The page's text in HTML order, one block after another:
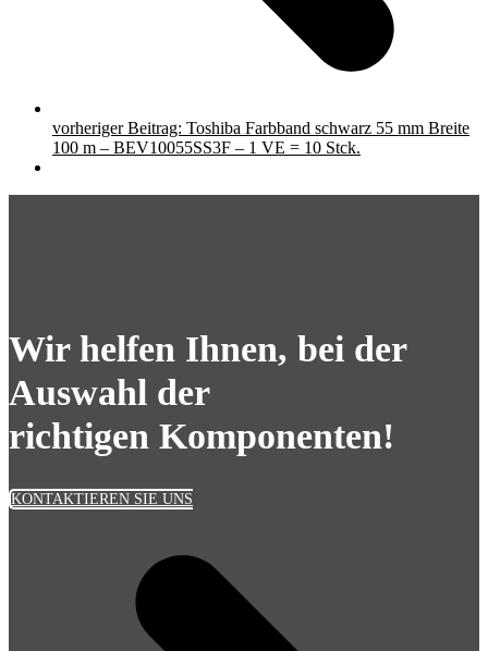
vorheriger Beitrag: Toshiba Farbband schwarz 55 mm Breite
100 m – BEV10055SS3F – 1 VE = 10 Stck.
Wir helfen Ihnen, bei der
Auswahl der
richtigen Komponenten!
KONTAKTIEREN SIE UNS